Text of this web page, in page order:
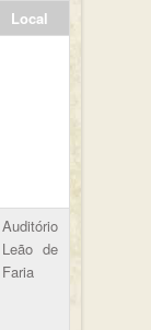
Local
Auditório
Leão de
Faria